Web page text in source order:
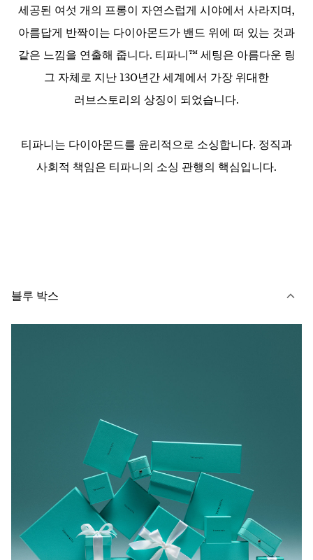
세공된 여섯 개의 프롱이 자연스럽게 시야에서 사라지며,
아름답게 반짝이는 다이아몬드가 밴드 위에 떠 있는 것과
같은 느낌을 연출해 줍니다. 티파니™ 세팅은 아름다운 링
그 자체로 지난 130년간 세계에서 가장 위대한
러브스토리의 상징이 되었습니다.
티파니는 다이아몬드를 윤리적으로 소싱합니다. 정직과
사회적 책임은 티파니의 소싱 관행의 핵심입니다.
블루 박스